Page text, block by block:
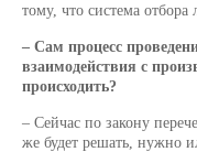
тому, что система отбора
– Сам процесс
взаимодействия с
происходить?
– Сейчас по закону
же будет решать, нужно